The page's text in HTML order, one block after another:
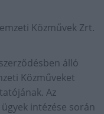
Közművek Zrt.
álló
Közműveket
Az
intézése során